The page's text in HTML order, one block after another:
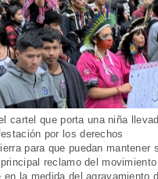
cartel que porta una niña
por los derechos
para que puedan mantener
reclamo del movimiento
la medida del agravamiento